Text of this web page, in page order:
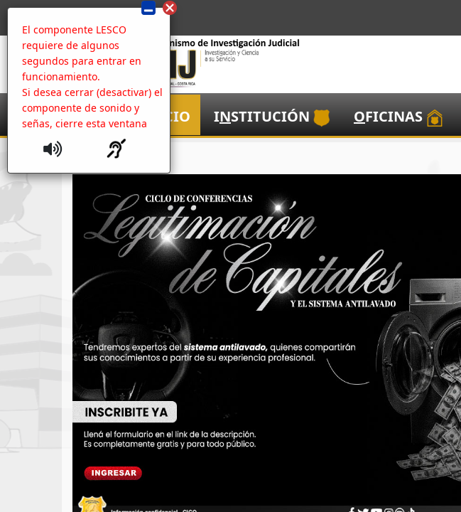
El componente LESCO
requiere de algunos
segundos para entrar en
funcionamiento.
Si desea cerrar (desactivar) el
componente de sonido y
señas, cierre esta ventana
NICIO INSTITUCIÓN OFICINAS